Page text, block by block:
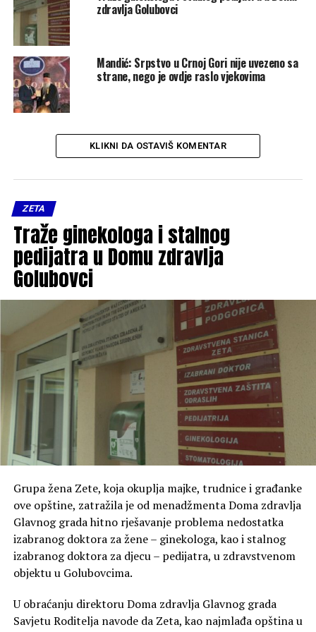
zdravlja Golubovci
Mandić: Srpstvo u Crnoj Gori nije uvezeno sa
strane, nego je ovdje raslo vjekovima
KLIKNI DA OSTAVIŠ KOMENTAR
ZETA
Traže ginekologa i stalnog
pedijatra u Domu zdravlja
Golubovci
Grupa žena Zete, koja okuplja majke, trudnice i građanke
ove opštine, zatražila je od menadžmenta Doma zdravlja
Glavnog grada hitno rješavanje problema nedostatka
izabranog doktora za žene – ginekologa, kao i stalnog
izabranog doktora za djecu – pedijatra, u zdravstvenom
objektu u Golubovcima.
U obraćanju direktoru Doma zdravlja Glavnog grada
Savjetu Roditelja navode da Zeta, kao najmlađa opština u